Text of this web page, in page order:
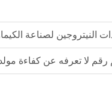
النيتروجين لصناعة
رقم لا تعرفه عن كفاءة